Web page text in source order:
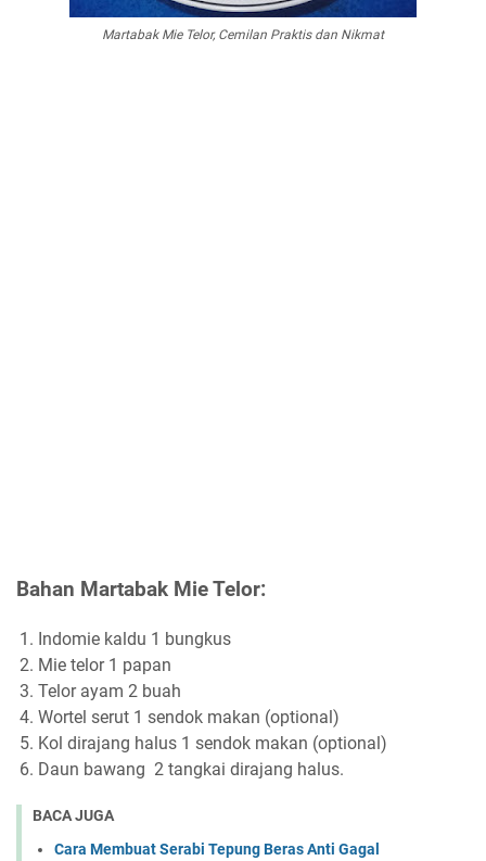
Martabak Mie Telor, Cemilan Praktis dan Nikmat
Bahan Martabak Mie Telor:
Indomie kaldu 1 bungkus
Mie telor 1 papan
Telor ayam 2 buah
Wortel serut 1 sendok makan (optional)
Kol dirajang halus 1 sendok makan (optional)
Daun bawang 2 tangkai dirajang halus.
BACA JUGA
Cara Membuat Serabi Tepung Beras Anti Gagal